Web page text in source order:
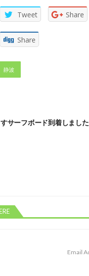
Tweet Share
Share
静波
サーフボード到着しました